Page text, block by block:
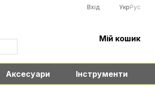
Вхід УкрРус
Мій кошик
Аксесуари Інструменти